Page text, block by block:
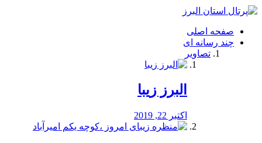
فصد
شرق
تهران
خشکشویی
صفحه اصلی
چند رسانه ای
تصاویر
البرز زیبا
اکتبر 22, 2019